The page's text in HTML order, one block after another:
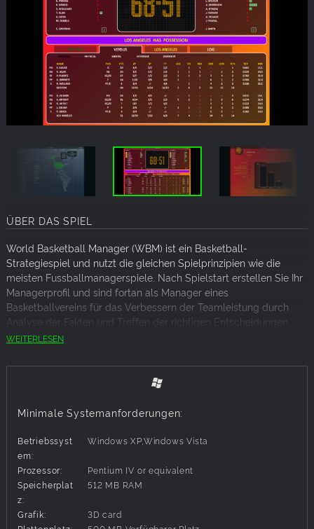
ÜBER DAS SPIEL
World Basketball Manager (WBM) ist ein Basketball-
Strategiespiel und nutzt die gleichen Spielprinzipien wie die
meisten Fussballmanagerspiele. Nach Spielstart erstellen Sie Ihr
Managerprofil und sind fortan als Manager eines
Basketballvereins für das Verbessern der Teamleistung durch
Analyse der Fakten und Treffen der richtigen Entscheidungen
zuständig. Sie kontrollieren das Budget der einzelnen
Verträge, Training und natürlich, am Spieltag, auch die
Mannschaftsaufstellung und die Strategie und finden letztlich
durchkreuzen.
Während die Saison voranschreitet, werden Sie Feedback von
Ihrer Mannschaft, der Presse, den Fans und Ihrer Vereinsleitung
bekommen. Sie werden außerdem sehen, wo Sie als Manager im
Vergleich zu allen anderen in der Welt stehen. Und später
werden Sie Angebote von anderen Vereinen erhalten - sogar von
Nationalmannschaften!
WEITERLESEN
Minimale Systemanforderungen:
Betriebssyst
em:
Windows XP,Windows Vista
Prozessor:
Pentium IV or equivalent
Speicherplat
z:
512 MB RAM
Grafik:
3D card